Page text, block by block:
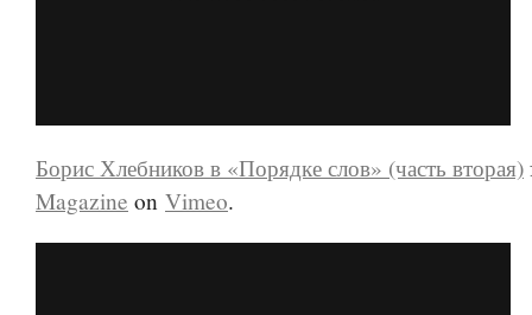
Борис Хлебников в «Порядке слов» (часть вторая)
Magazine on Vimeo.